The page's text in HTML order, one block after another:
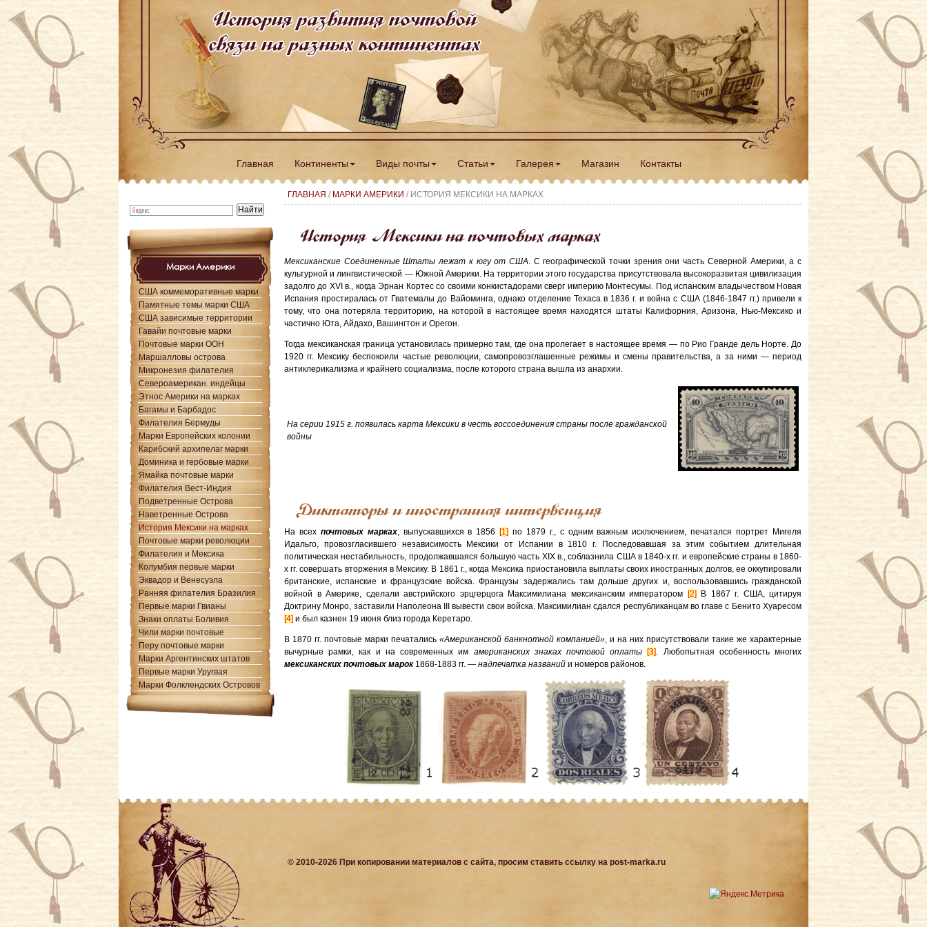
История развития почтовой
связи на разных континентах
Главная Континенты Виды почты Статьи Галерея Магазин Контакты
ГЛАВНАЯ / МАРКИ АМЕРИКИ / ИСТОРИЯ МЕКСИКИ НА МАРКАХ
История Мексики на почтовых марках
Мексиканские Соединенные Штаты лежат к югу от США. С географической точки зрения они часть Северной Америки, а с
культурной и лингвистической — Южной Америки. На территории этого государства присутствовала высокоразвитая цивилизация
задолго до XVI в., когда Эрнан Кортес со своими конкистадорами сверг империю Монтесумы. Под испанским владычеством Новая
Испания простиралась от Гватемалы до Вайоминга, однако отделение Техаса в 1836 г. и война с США (1846-1847 гг.) привели к
тому, что она потеряла территорию, на которой в настоящее время находятся штаты Калифорния, Аризона, Нью-Мексико и
частично Юта, Айдахо, Вашингтон и Орегон.
Тогда мексиканская граница установилась примерно там, где она пролегает в настоящее время — по Рио Гранде дель Норте. До
1920 гг. Мексику беспокоили частые революции, самопровозглашенные режимы и смены правительства, а за ними — период
антиклерикализма и крайнего социализма, после которого страна вышла из анархии.
На серии 1915 г. появилась карта Мексики в честь воссоединения страны после гражданской
войны
Диктаторы и иностранная интервенция
На всех почтовых марках, выпускавшихся в 1856 [1] по 1879 г., с одним важным исключением, печатался портрет Мигеля
Идальго, провозгласившего независимость Мексики от Испании в 1810 г. Последовавшая за этим событием длительная
политическая нестабильность, продолжавшаяся большую часть XIX в., соблазнила США в 1840-х гг. и европейские страны в 1860-
х гг. совершать вторжения в Мексику. В 1861 г., когда Мексика приостановила выплаты своих иностранных долгов, ее оккупировали
британские, испанские и французские войска. Французы задержались там дольше других и, воспользовавшись гражданской
войной в Америке, сделали австрийского эрцгерцога Максимилиана мексиканским императором [2] В 1867 г. США, цитируя
Доктрину Монро, заставили Наполеона III вывести свои войска. Максимилиан сдался республиканцам во главе с Бенито Хуаресом
[4] и был казнен 19 июня близ города Керетаро.
В 1870 гг. почтовые марки печатались «Американской банкнотной компанией», и на них присутствовали такие же характерные
вычурные рамки, как и на современных им американских знаках почтовой оплаты [3]. Любопытная особенность многих
мексиканских почтовых марок1868-1883 гг. — надпечатка названий и номеров районов.
Марки Америки
США коммеморативные марки
Памятные темы марки США
США зависимые территории
Гавайи почтовые марки
Почтовые марки ООН
Маршалловы острова
Микронезия филателия
Североамерикан. индейцы
Этнос Америки на марках
Багамы и Барбадос
Филателия Бермуды
Марки Европейских колонии
Карибский архипелаг марки
Доминика и гербовые марки
Ямайка почтовые марки
Филателия Вест-Индия
Подветренные Острова
Наветренные Острова
История Мексики на марках
Почтовые марки революции
Филателия и Мексика
Колумбия первые марки
Эквадор и Венесуэла
Ранняя филателия Бразилия
Первые марки Гвианы
Знаки оплаты Боливия
Чили марки почтовые
Перу почтовые марки
Марки Аргентинских штатов
Первые марки Уругвая
Марки Фолклендских Островов
© 2010-2026 При копировании материалов с сайта, просим ставить ссылку на post-marka.ru